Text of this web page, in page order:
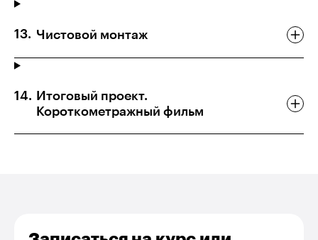
Чистовой монтаж
Итоговый проект.
Короткометражный фильм